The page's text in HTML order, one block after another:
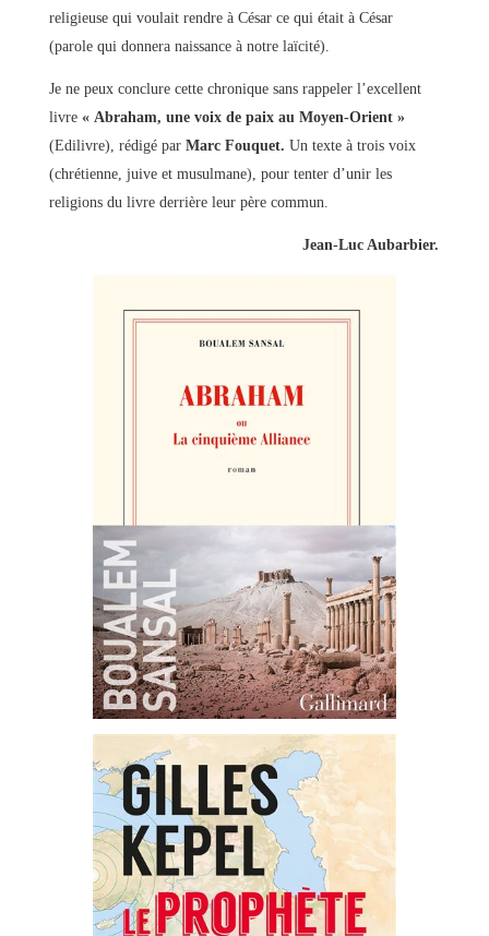
religieuse qui voulait rendre à César ce qui était à César
(parole qui donnera naissance à notre laïcité).
Je ne peux conclure cette chronique sans rappeler l’excellent
livre « Abraham, une voix de paix au Moyen-Orient »
(Edilivre), rédigé par Marc Fouquet. Un texte à trois voix
(chrétienne, juive et musulmane), pour tenter d’unir les
religions du livre derrière leur père commun.
Jean-Luc Aubarbier.